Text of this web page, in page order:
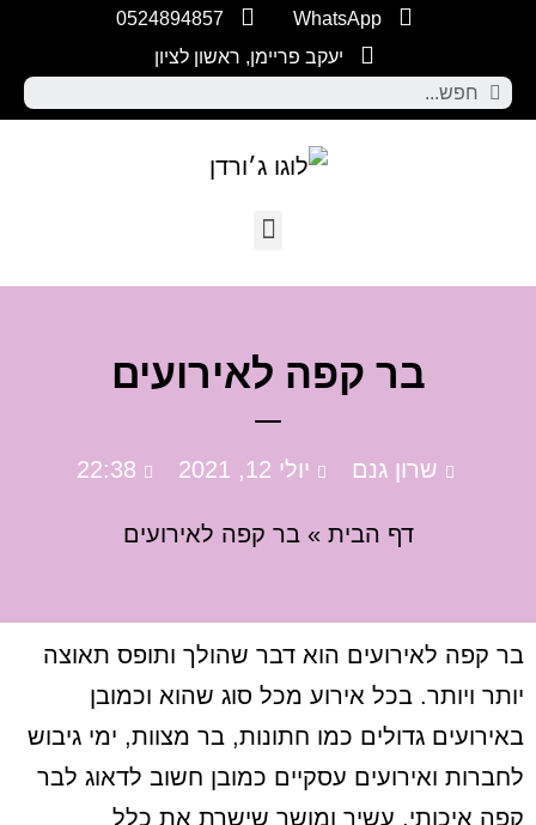
WhatsApp
0524894857
יעקב פריימן, ראשון לציון
בר קפה לאירועים
שרון גנם יולי 12, 2021 22:38
דף הבית »בר קפה לאירועים
בר קפה לאירועים הוא דבר שהולך ותופס תאוצה
יותר ויותר. בכל אירוע מכל סוג שהוא וכמובן
באירועים גדולים כמו חתונות, בר מצוות, ימי גיבוש
לחברות ואירועים עסקיים כמובן חשוב לדאוג לבר
קפה איכותי, עשיר ומושך שישרת את כלל